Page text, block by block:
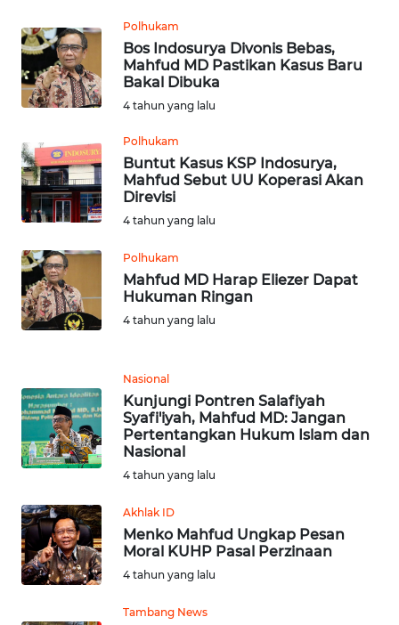
Polhukam
Bos Indosurya Divonis Bebas,
Mahfud MD Pastikan Kasus Baru
Bakal Dibuka
4 tahun yang lalu
Polhukam
Buntut Kasus KSP Indosurya,
Mahfud Sebut UU Koperasi Akan
Direvisi
4 tahun yang lalu
Polhukam
Mahfud MD Harap Eliezer Dapat
Hukuman Ringan
4 tahun yang lalu
Nasional
Kunjungi Pontren Salafiyah
Syafi'iyah, Mahfud MD: Jangan
Pertentangkan Hukum Islam dan
Nasional
4 tahun yang lalu
Akhlak ID
Menko Mahfud Ungkap Pesan
Moral KUHP Pasal Perzinaan
4 tahun yang lalu
Tambang News
DISCLAIMER
Wahana
Regional
WN
SUMUT
WN
JAKARTA
WN
WN
BANTEN
WN
NTT
WN
KEPRI
WN